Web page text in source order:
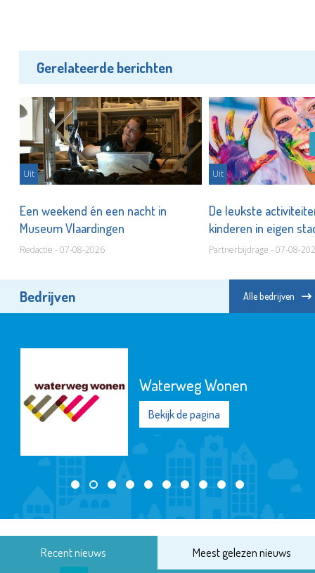
Gerelateerde berichten
Uit
Een weekend én een nacht in
Museum Vlaardingen
Redactie - 07-08-2026
Uit
De leukste
kinderen in eigen
Partnerbijdrage - 07-08-
Bedrijven Alle bedrijven
Waterweg Wonen
Bekijk de pagina
Recent nieuws Meest gelezen nieuws